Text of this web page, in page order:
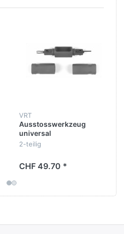
VRT
Ausstosswerkzeug
universal
2-teilig
CHF 49.70 *